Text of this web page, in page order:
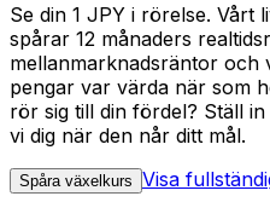
Se din 1 JPY i rörelse. Vårt
spårar 12 månaders
mellanmarknadsräntor och
pengar var värda när som
rör sig till din fördel? Ställ
vi dig när den når ditt mål.
Spåra växelkurs Visa